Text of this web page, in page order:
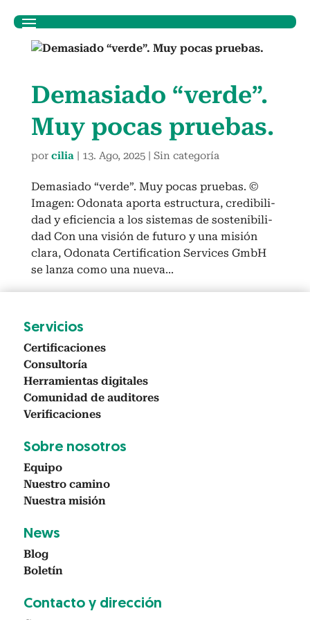
Demasi­a­do “verde”.
Muy pocas prue­bas.
por cilia| 13. Ago, 2025| Sin categoría
Demasi­a­do “verde”. Muy pocas prue­bas. ©
Ima­gen: Odona­ta apor­ta estruc­tura, cred­i­bil­i­
dad y efi­cien­cia a los sis­temas de sosteni­bil­i­
dad Con una visión de futuro y una mis­ión
clara, Odona­ta Cer­ti­fi­ca­tion Ser­vices GmbH
se lan­za como una nue­va...
Ser­vi­cios
Cer­ti­fi­ca­ciones
Con­sul­toría
Her­ramien­tas dig­i­tales
Comu­nidad de audi­tores
Ver­i­fi­ca­ciones
Sobre nosotros
Equipo
Nue­stro camino
Nues­tra mis­ión
News
Blog
Boletín
Con­tac­to y direc­ción